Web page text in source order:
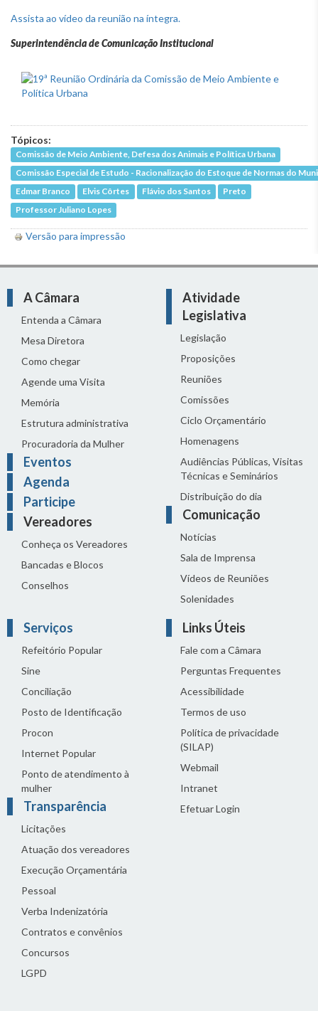
Assista ao vídeo da reunião na íntegra.
Superintendência de Comunicação Institucional
Tópicos:
Comissão de Meio Ambiente, Defesa dos Animais e Política Urbana
Comissão Especial de Estudo - Racionalização do Estoque de Normas do
Edmar Branco
Elvis Côrtes Flávio dos Santos
Preto
Professor Juliano Lopes
Versão para impressão
A Câmara
Entenda a Câmara
Mesa Diretora
Como chegar
Agende uma Visita
Memória
Estrutura administrativa
Procuradoria da Mulher
Eventos
Agenda
Participe
Vereadores
Conheça os Vereadores
Bancadas e Blocos
Conselhos
Atividade
Legislativa
Legislação
Proposições
Reuniões
Comissões
Ciclo Orçamentário
Homenagens
Audiências Públicas, Visitas
Técnicas e Seminários
Distribuição do dia
Comunicação
Notícias
Sala de Imprensa
Vídeos de Reuniões
Solenidades
Serviços
Refeitório Popular
Sine
Conciliação
Posto de Identificação
Procon
Internet Popular
Ponto de atendimento à
mulher
Transparência
Licitações
Atuação dos vereadores
Execução Orçamentária
Pessoal
Verba Indenizatória
Contratos e convênios
Concursos
LGPD
Links Úteis
Fale com a Câmara
Perguntas Frequentes
Acessibilidade
Termos de uso
Política de privacidade
(SILAP)
Webmail
Intranet
Efetuar Login